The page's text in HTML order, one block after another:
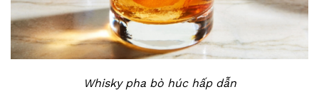
Whisky pha bò húc hấp dẫn